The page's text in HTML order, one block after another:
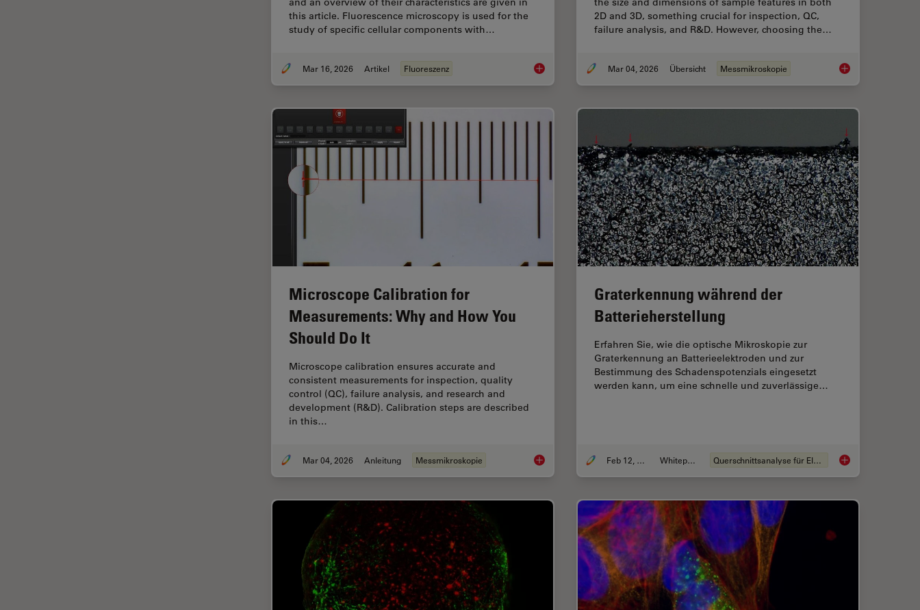
this article. Fluorescence microscopy is used for the
study of specific cellular components with…
Mar 16, 2026 Artikel Fluoreszenz Overview of Fluorescent Dyes in terms of Applications and Properties
2D and 3D, something crucial for inspection, QC,
failure analysis, and R&D. However, choosing the…
Mar 04, 2026 Übersicht Messmikroskopie How to Select the
Microscope Calibration for
Measurements: Why and How You
Should Do It
Microscope calibration ensures accurate and
consistent measurements for inspection, quality
control (QC), failure analysis, and research and
development (R&D). Calibration steps are described
in this…
Mar 04, 2026 Anleitung Messmikroskopie Microscope Calibration for Measurements: Why and How You Should Do It
Graterkennung während der
Batterieherstellung
Erfahren Sie, wie die optische Mikroskopie zur
Graterkennung an Batterieelektroden und zur
Bestimmung des Schadenspotenzials eingesetzt
werden kann, um eine schnelle und zuverlässige…
Feb 12, 2026 Whitepaper Querschnittsanalyse für Elektronik Graterkennung